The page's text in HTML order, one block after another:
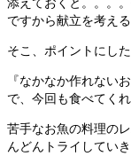
ですから献立を考える
そこ、ポイントにし
『なかなか作れない
で、今回も食べてく
苦手なお魚の料理の
んどんトライしてい